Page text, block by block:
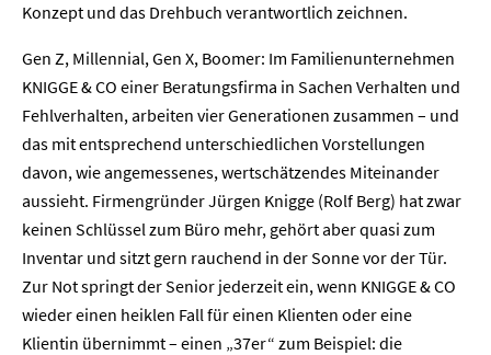
Konzept und das Drehbuch verantwortlich zeichnen.
Gen Z, Millennial, Gen X, Boomer: Im Familienunternehmen
KNIGGE & CO einer Beratungsfirma in Sachen Verhalten und
Fehlverhalten, arbeiten vier Generationen zusammen – und
das mit entsprechend unterschiedlichen Vorstellungen
davon, wie angemessenes, wertschätzendes Miteinander
aussieht. Firmengründer Jürgen Knigge (Rolf Berg) hat zwar
keinen Schlüssel zum Büro mehr, gehört aber quasi zum
Inventar und sitzt gern rauchend in der Sonne vor der Tür.
Zur Not springt der Senior jederzeit ein, wenn KNIGGE & CO
wieder einen heiklen Fall für einen Klienten oder eine
Klientin übernimmt – einen „37er“ zum Beispiel: die